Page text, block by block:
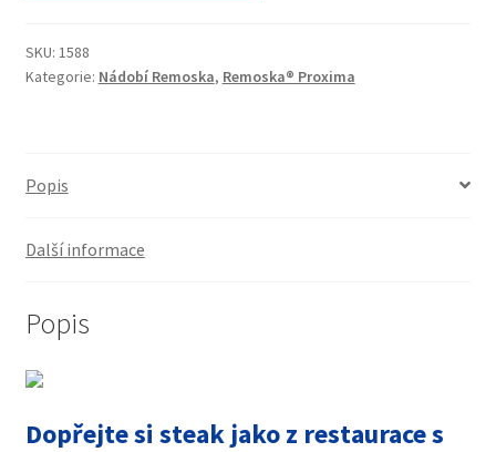
SKU: 1588
Kategorie: Nádobí Remoska, Remoska® Proxima
Popis
Další informace
Popis
Dopřejtesi steak jako z restaurace s